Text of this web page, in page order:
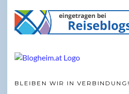
BLEIBEN WIR IN VERBINDUNG!